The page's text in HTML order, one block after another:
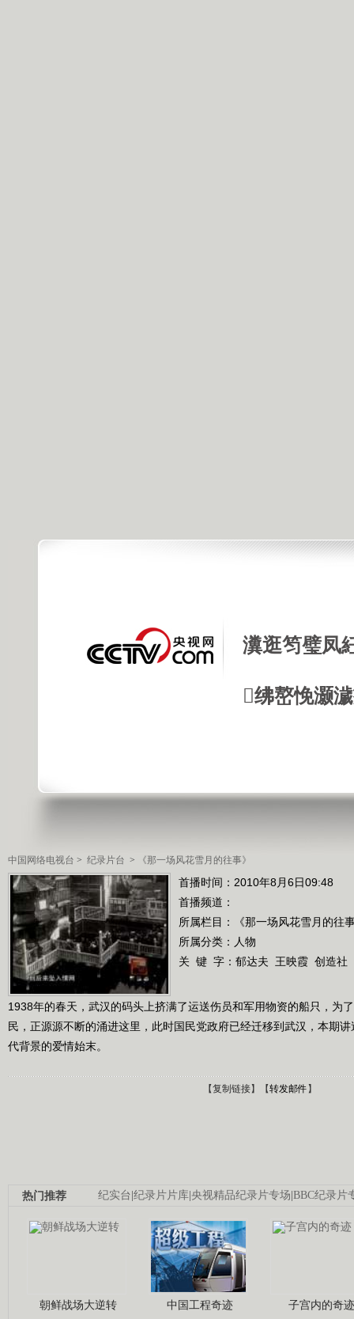
瀵逛笉璧凤
绋嶅悗灏
中国网络电视台 > 纪录片台 > 《那一场风花雪月的往事》
首播时间：2010年8月6日09:48
首播频道：
所属栏目：
《那一场风花雪月的往
所属分类：人物
关 键 字： 郁达夫 王映霞 创造社
1938年的春天，武汉的码头上挤满了运送伤员和军用物资的船只，为
民，正源源不断的涌进这里，此时国民党政府已经迁移到武汉，本期
代背景的爱情始末。
【复制链接】【转发邮件】
纪实台|纪录片片库|央视精品纪录片专场|BBC纪录片
热门推荐
朝鲜战场大逆转 中国工程奇迹 子宫内的奇迹